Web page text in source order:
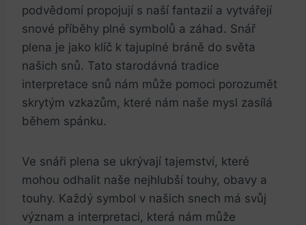
podvědomí propojují s naší fantazií a vytvářejí
snové příběhy plné symbolů a záhad. Snář
plena je jako klíč k tajuplné bráně do světa
našich snů. Tato starodávná tradice
interpretace snů nám může pomoci porozumět
skrytým vzkazům, které nám naše mysl zasílá
během spánku.
Ve snáři plena se ukrývají tajemství, které
mohou odhalit naše nejhlubší touhy, obavy a
touhy. Každý symbol v našich snech má svůj
význam a interpretaci, která nám může